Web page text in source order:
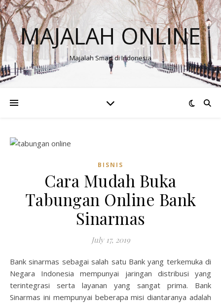
MAJALAH ONLINE
Majalah Smart di Indonesia
BISNIS
Cara Mudah Buka
Tabungan Online Bank
Sinarmas
July 17, 2019
Bank sinarmas sebagai salah satu Bank yang terkemuka di
Negara Indonesia mempunyai jaringan distribusi yang
terintegrasi serta layanan yang sangat prima. Bank
Sinarmas ini mempunyai beberapa misi diantaranya adalah